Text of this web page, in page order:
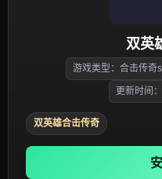
双英
游戏类型：合击传奇
更新时间
双英雄合击传奇